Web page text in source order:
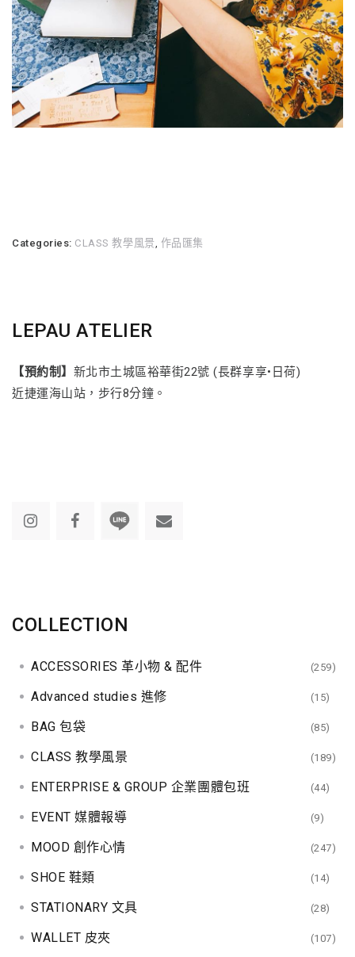
Categories: CLASS 教學風景 作品匯集
LEPAU ATELIER
【預約制】 新北市土城區裕華街22號 (長群享享•日荷)
近捷運海山站，步行8分鐘。
COLLECTION
ACCESSORIES 革小物 & 配件 (259)
Advanced studies 進修 (15)
BAG 包袋 (85)
CLASS 教學風景 (189)
ENTERPRISE & GROUP 企業團體包班 (44)
EVENT 媒體報導 (9)
MOOD 創作心情 (247)
SHOE 鞋類 (14)
STATIONARY 文具 (28)
WALLET 皮夾 (107)